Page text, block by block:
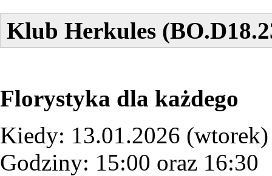
Klub Herkules
Florystyka dla każdego
Kiedy: 13.01.2026 (wtorek)
Godziny: 15:00 oraz 16:30